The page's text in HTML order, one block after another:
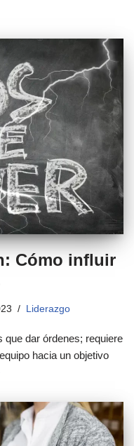
Cómo influir
Liderazgo
que dar órdenes; requiere
hacia un objetivo